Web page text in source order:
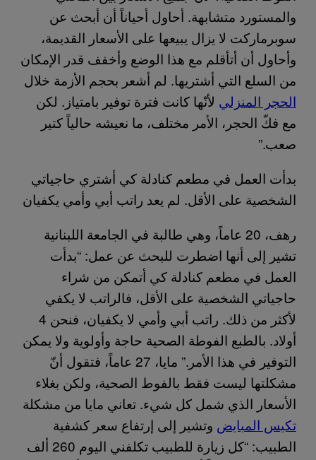
والمستورد متشابهة. أحاول أحياناً أن أبحث عن
سوبرماركت لا يزال يبيعها على الأسعار القديمة،
وأحاول أن أتأقلم مع هذا الوضع وأخفف قدر الإمكان
من السلع التي أشتريها. لم أشعر بحجم الأزمة خلال
الحجر المنزلي لأنّها كانت فترة توفير بامتياز. لكن
مع فكّ الحجر، الأمر مختلف، ما نعيشه حالياً كتير
صعب.”
بدأت العمل في مطعم كنادلة كي أشتري حاجياتي
الشخصية على الأقل. لم يعد راتب أبي وأمي يكفيان
رهف، 20 عاماً، وهي طالبة في الجامعة اللبنانية
تشير إلى أنها اضطرت للبحث عن عمل: “بدأت
العمل في مطعم كنادلة كي أتمكن من شراء
حاجياتي الشخصية على الأقل، فالراتب لا يكفي
لأكثر من ذلك. راتب أبي وأمي لا يكفيان، فنحن 4
أولاد. بالطبع الفوطة الصحية حاجة وأولوية ولا يمكن
التوفير في هذا الأمر.” مايا، 27 عاماً، فتقول أنّ
مشكلتها ليست فقط بالفوط الصحية، ولكن بغلاء
الأسعار الذي شمل كل شيء. تعاني مايا من مشكلة
تكيس المبايض وتشير إلى إرتفاع سعر كشفية
الطبيب: “كل زيارة للطبيب تكلفني اليوم 260 ألف